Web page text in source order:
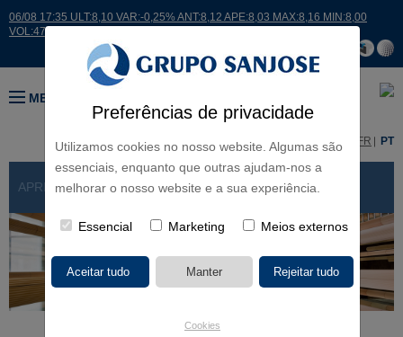
Preferências de privacidade
Utilizamos cookies no nosso website. Algumas são
essenciais, enquanto que outras ajudam-nos a
melhorar o nosso website e a sua experiência.
Essencial Marketing Meios externos
Cookies
06/08 17:35 ULT:8,10 VAR:-0,25% ANT:8,12 APE:8,03 MAX:8,16 MIN:8,00
VOL:47811
MENU
EN FR PT
APRESENTAÇÃO > PRÉMIOS E DISTINÇÕES